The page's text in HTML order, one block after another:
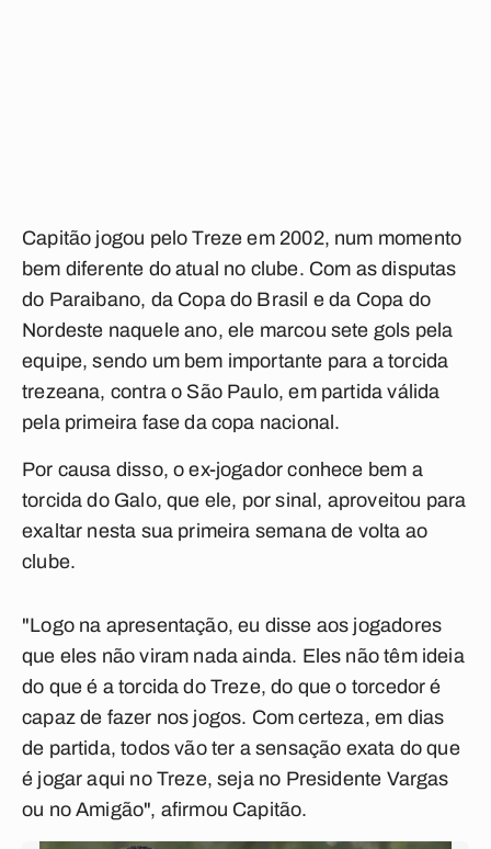
Capitão jogou pelo Treze em 2002, num momento
bem diferente do atual no clube. Com as disputas
do Paraibano, da Copa do Brasil e da Copa do
Nordeste naquele ano, ele marcou sete gols pela
equipe, sendo um bem importante para a torcida
trezeana, contra o São Paulo, em partida válida
pela primeira fase da copa nacional.
Por causa disso, o ex-jogador conhece bem a
torcida do Galo, que ele, por sinal, aproveitou para
exaltar nesta sua primeira semana de volta ao
clube.
"Logo na apresentação, eu disse aos jogadores
que eles não viram nada ainda. Eles não têm ideia
do que é a torcida do Treze, do que o torcedor é
capaz de fazer nos jogos. Com certeza, em dias
de partida, todos vão ter a sensação exata do que
é jogar aqui no Treze, seja no Presidente Vargas
ou no Amigão", afirmou Capitão.